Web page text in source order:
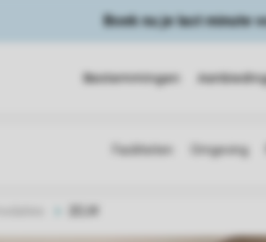
Boek nu je last minute
Bestemmingen